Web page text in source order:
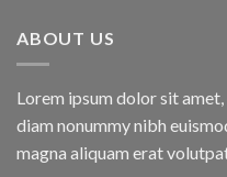
ABOUT US
Lorem ipsum dolor sit
diam nonummy nibh
magna aliquam erat